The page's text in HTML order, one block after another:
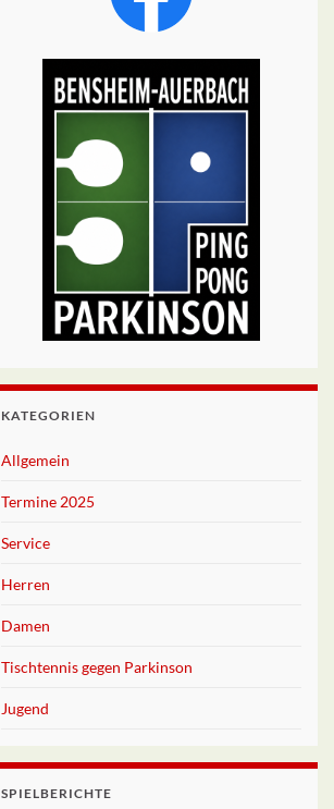
KATEGORIEN
Allgemein
Termine 2025
Service
Herren
Damen
Tischtennis gegen Parkinson
Jugend
SPIELBERICHTE